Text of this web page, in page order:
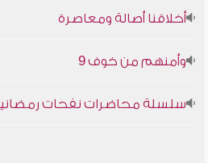
أخلاقنا أصالة ومعاصرة
وأمنهم من خوف 9
سلسلة محاضرات نفحات رمضانية